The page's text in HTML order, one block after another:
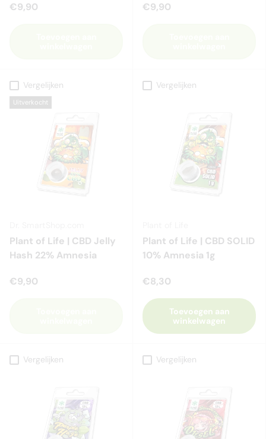
€9,90 €9,90
Vergelijken
Uitverkocht
Plant of Life | CBD Jelly
Hash 22% Amnesia
€9,90
Vergelijken
Plant of Life | CBD SOLID
10% Amnesia 1g
€8,30
Toevoegen aan
winkelwagen
Vergelijken Vergelijken